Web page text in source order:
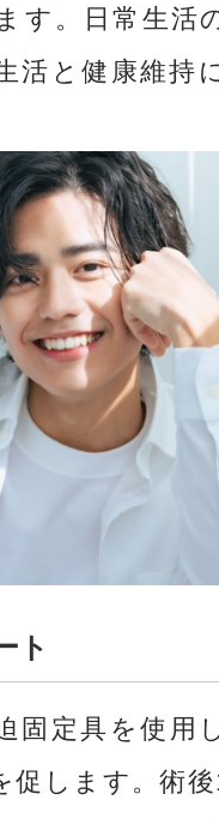
す。日常生活
活と健康維持
ト
固定具を使用
促します。術